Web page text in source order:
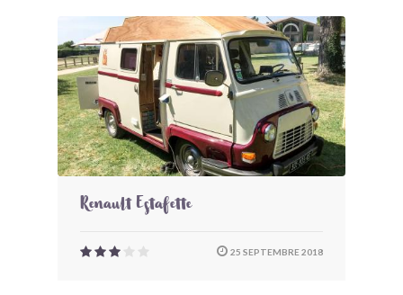
Renault Estafette
25 SEPTEMBRE 2018